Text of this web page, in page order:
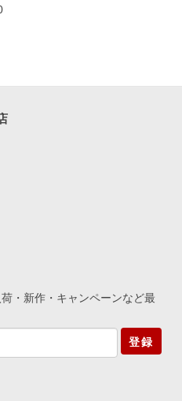
いいただけると思います。
すように。 またいつでも気
寄りくださいね。
・新作・キャンペーンなど最
登録